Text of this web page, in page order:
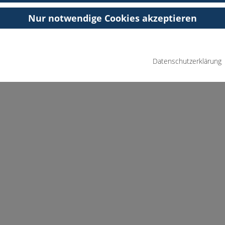
Nur notwendige Cookies akzeptieren
Datenschutzerklärung